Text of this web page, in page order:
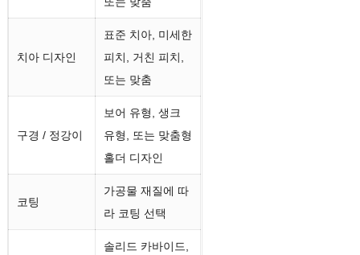
치아 디자인
표준 치아, 미세한
피치, 거친 피치,
또는 맞춤
구경 / 정강이
보어 유형, 생크
유형, 또는 맞춤형
홀더 디자인
코팅
가공물 재질에 따
라 코팅 선택
솔리드 카바이드,